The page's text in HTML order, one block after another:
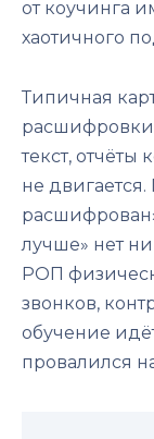
от коучинга
хаотичного
Типичная
текст, отчёты
не
лучше» нет
РОП
звонков,
обучение
провалился